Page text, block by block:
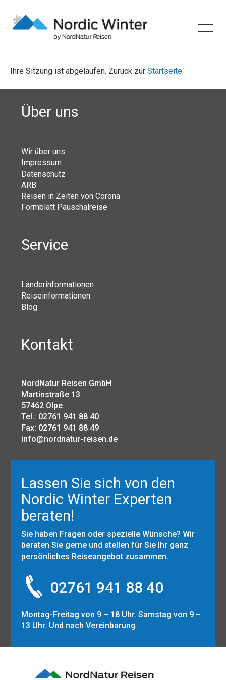
Ihre Sitzung ist abgelaufen. Zurück zur Startseite
Über uns
Wir über uns
Impressum
Datenschutz
ARB
Reisen in Zeiten von Corona
Formblatt Pauschalreise
Service
Länderinformationen
Reiseinformationen
Blog
Kontakt
NordNatur Reisen GmbH
Martinstraße 13
57462 Olpe
Tel.: 02761 941 88 40
Fax: 02761 941 88 49
info@nordnatur-reisen.de
Lassen Sie sich von den
Nordic Winter Experten
beraten!
Sie haben Fragen oder spezielle Wünsche? Wir
beraten Sie gerne und stellen für Sie Ihr ganz
persönliches Reiseangebot zusammen.
02761 941 88 40
Montag-Freitag von 9 – 18 Uhr. Samstag von 9 –
13 Uhr. Und nach Vereinbarung